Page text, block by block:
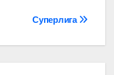
Суперлига